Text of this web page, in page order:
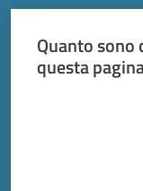
Modena
Quanto sono
questa